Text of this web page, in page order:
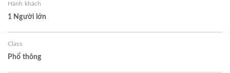
Hành khách
1 Người lớn
Class
Phổ thông